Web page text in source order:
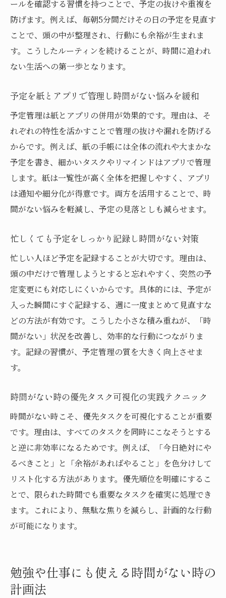
ールを確認する習慣を持つことで、予定の抜けや重複を
防げます。例えば、毎朝5分間だけその日の予定を見直す
ことで、頭の中が整理され、行動にも余裕が生まれま
す。こうしたルーティンを続けることが、時間に追われ
ない生活への第一歩となります。
予定を紙とアプリで管理し時間がない悩みを緩和
予定管理は紙とアプリの併用が効果的です。理由は、そ
れぞれの特性を活かすことで管理の抜けや漏れを防げる
からです。例えば、紙の手帳には全体の流れや大まかな
予定を書き、細かいタスクやリマインドはアプリで管理
します。紙は一覧性が高く全体を把握しやすく、アプリ
は通知や細分化が得意です。両方を活用することで、時
間がない悩みを軽減し、予定の見落としも減らせます。
忙しくても予定をしっかり記録し時間がない対策
忙しい人ほど予定を記録することが大切です。理由は、
頭の中だけで管理しようとすると忘れやすく、突然の予
定変更にも対応しにくいからです。具体的には、予定が
入った瞬間にすぐ記録する、週に一度まとめて見直すな
どの方法が有効です。こうした小さな積み重ねが、「時
間がない」状況を改善し、効率的な行動につながりま
す。記録の習慣が、予定管理の質を大きく向上させま
す。
時間がない時の優先タスク可視化の実践テクニック
時間がない時こそ、優先タスクを可視化することが重要
です。理由は、すべてのタスクを同時にこなそうとする
と逆に非効率になるためです。例えば、「今日絶対にや
るべきこと」と「余裕があればやること」を色分けして
リスト化する方法があります。優先順位を明確にするこ
とで、限られた時間でも重要なタスクを確実に処理でき
ます。これにより、無駄な焦りを減らし、計画的な行動
が可能になります。
勉強や仕事にも使える時間がない時の
計画法